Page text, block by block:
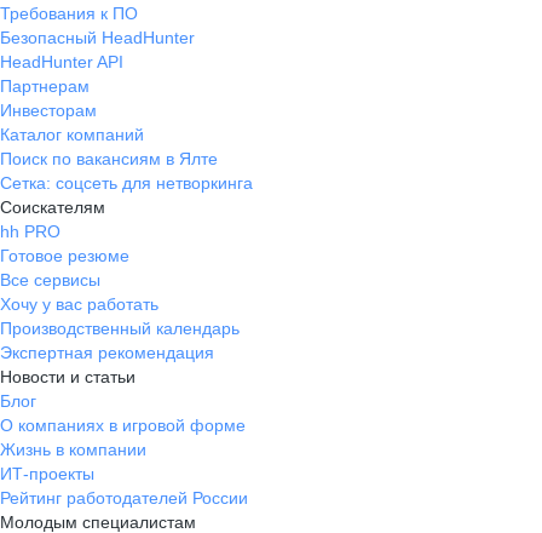
Требования к ПО
Безопасный HeadHunter
HeadHunter API
Партнерам
Инвесторам
Каталог компаний
Поиск по вакансиям в Ялте
Сетка: соцсеть для нетворкинга
Соискателям
hh PRO
Готовое резюме
Все сервисы
Хочу у вас работать
Производственный календарь
Экспертная рекомендация
Новости и статьи
Блог
О компаниях в игровой форме
Жизнь в компании
ИТ-проекты
Рейтинг работодателей России
Молодым специалистам